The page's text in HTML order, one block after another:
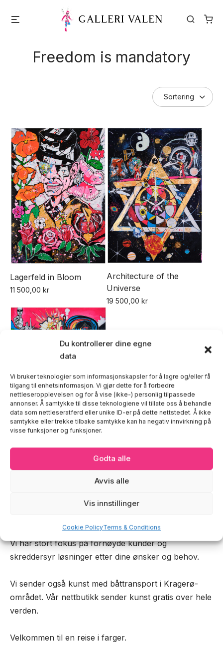
Du kontrollerer dine egne
data
Vi bruker teknologier som informasjonskapsler for å lagre og/eller få
tilgang til enhetsinformasjon. Vi gjør dette for å forbedre
nettleseropplevelsen og for å vise (ikke-) personlig tilpassede
annonser. Å samtykke til disse teknologiene vil tillate oss å behandle
data som nettleseratferd eller unike ID-er på dette nettstedet. Å ikke
samtykke eller trekke tilbake samtykke kan ha negativ innvirkning på
visse funksjoner og funksjoner.
Godta alle
Avvis alle
Vis innstillinger
Cookie PolicyTerms & Conditions
Search
Freedom is mandatory
Lagerfeld in Bloom
11 500,00 kr
Architecture of the
Universe
19 500,00 kr
Digital Gods
19 500,00 kr
Galleri Valen Kragerø AS
Vi har stort fokus på fornøyde kunder og
skreddersyr løsninger etter dine ønsker og behov.
Vi sender også kunst med båttransport i Kragerø-
området. Vår nettbutikk sender kunst gratis over hele
verden.
Velkommen til en reise i farger.